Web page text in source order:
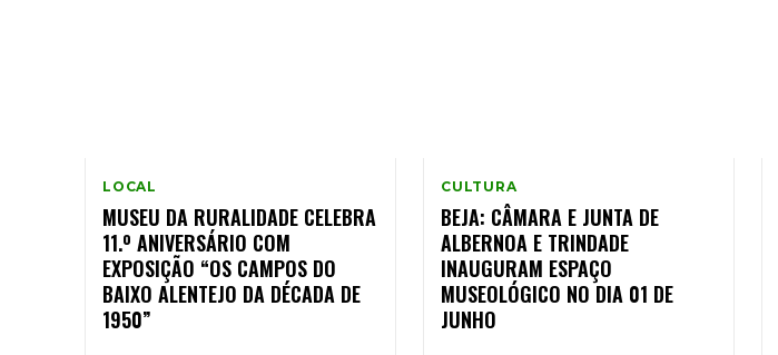
LOCAL
MUSEU DA RURALIDADE CELEBRA
11.º ANIVERSÁRIO COM
EXPOSIÇÃO “OS CAMPOS DO
BAIXO ALENTEJO DA DÉCADA DE
1950”
CULTURA
BEJA: CÂMARA E JUNTA DE
ALBERNOA E TRINDADE
INAUGURAM ESPAÇO
MUSEOLÓGICO NO DIA 01 DE
JUNHO